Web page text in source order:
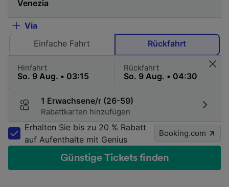
Via
Einfache Fahrt
Rückfahrt
Hinfahrt Rückfahrt
1 Erwachsene/r (26-59)
Rabattkarten hinzufügen
Erhalten Sie bis zu 20 % Rabatt
auf Aufenthalte mit Genius
Booking.com
Günstige Tickets finden